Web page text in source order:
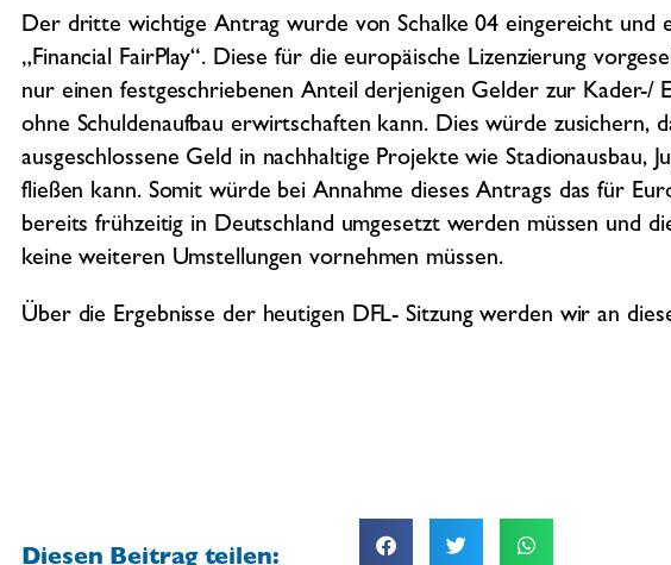
Der dritte wichtige Antrag wurde von Schalke 04 eingereicht und
„Financial FairPlay“. Diese für die europäische Lizenzierung
nur einen festgeschriebenen Anteil derjenigen Gelder zur Kader-/
ohne Schuldenaufbau erwirtschaften kann. Dies würde zusichern,
ausgeschlossene Geld in nachhaltige Projekte wie Stadionausbau,
fließen kann. Somit würde bei Annahme dieses Antrags das für
bereits frühzeitig in Deutschland umgesetzt werden müssen und
keine weiteren Umstellungen vornehmen müssen.
Über die Ergebnisse der heutigen DFL- Sitzung werden wir an
Diesen Beitrag teilen: